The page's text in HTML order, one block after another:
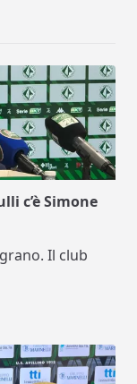
c’è Simone
Il club